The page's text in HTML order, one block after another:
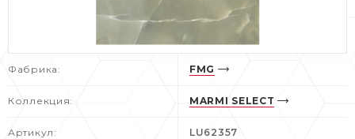
Фабрика: FMG
Коллекция: MARMI SELECT
Артикул: LU62357